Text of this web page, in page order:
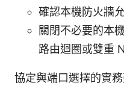
確認本機防火牆
關閉不必要的本
路由迴圈或雙重
協定與端口選擇的實